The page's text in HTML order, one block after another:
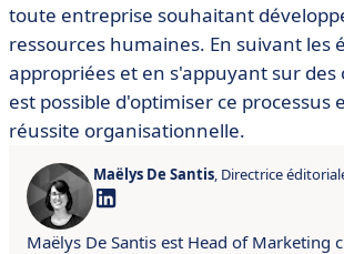
toute entreprise souhaitant
ressources humaines. En suivant les
appropriées et en s'appuyant sur des
est possible d'optimiser ce processus
réussite organisationnelle.
Maëlys De Santis, Directrice
Maëlys De Santis est Head of Marketing